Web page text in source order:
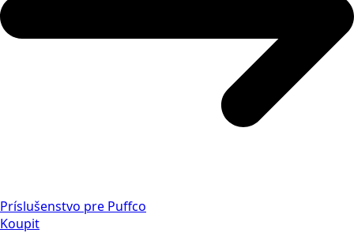
Príslušenstvo pre Puffco
Koupit